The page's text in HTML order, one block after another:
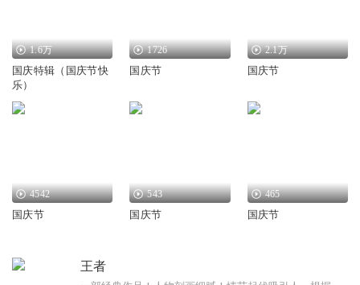
1.6万
国庆特辑（国庆节快
乐）
1726
国庆节
2.1万
国庆节
4542
国庆节
543
国庆节
465
国庆节
王者